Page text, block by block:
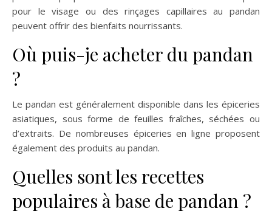
pour le visage ou des rinçages capillaires au pandan
peuvent offrir des bienfaits nourrissants.
Où puis-je acheter du pandan
?
Le pandan est généralement disponible dans les épiceries
asiatiques, sous forme de feuilles fraîches, séchées ou
d’extraits. De nombreuses épiceries en ligne proposent
également des produits au pandan.
Quelles sont les recettes
populaires à base de pandan ?